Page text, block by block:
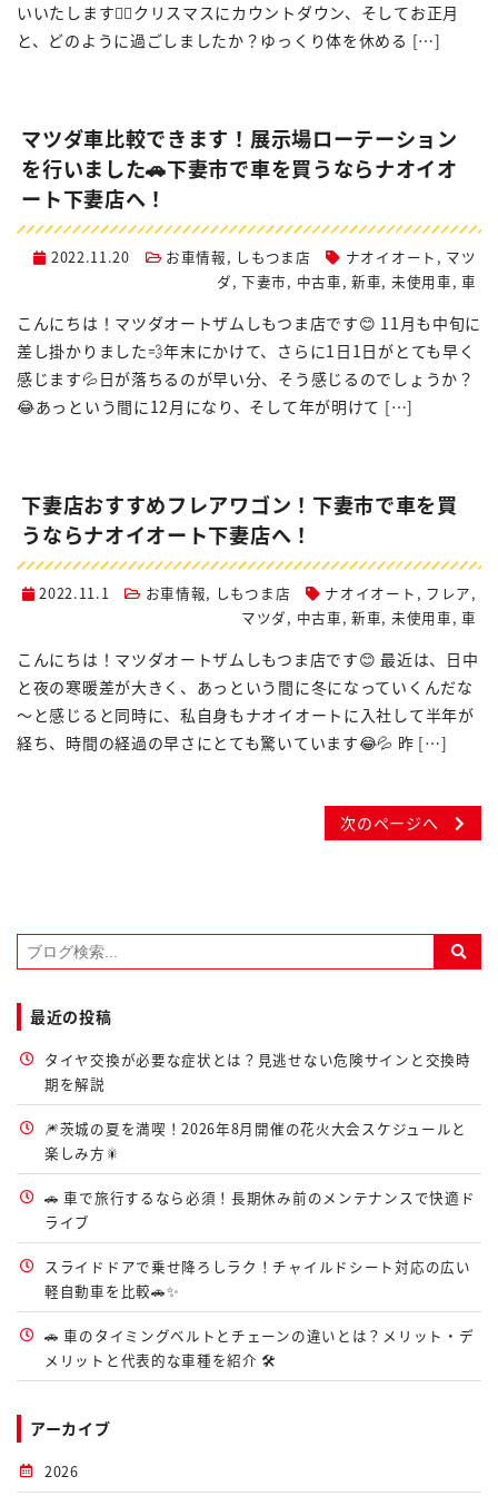
いいたします🙇‍♀️クリスマスにカウントダウン、そしてお正月
と、どのように過ごしましたか？ゆっくり体を休める […]
マツダ車比較できます！展示場ローテーション
を行いました🚗下妻市で車を買うならナオイオ
ート下妻店へ！
2022.11.20 お車情報, しもつま店 ナオイオート , マツ
ダ,下妻市, 中古車,新車, 未使用車,車
こんにちは！マツダオートザムしもつま店です😊 11月も中旬に
差し掛かりました💨年末にかけて、さらに1日1日がとても早く
感じます💦日が落ちるのが早い分、そう感じるのでしょうか？
😂あっという間に12月になり、そして年が明けて […]
下妻店おすすめフレアワゴン！下妻市で車を買
うならナオイオート下妻店へ！
2022.11.1 お車情報, しもつま店 ナオイオート , フレア,
マツダ, 中古車,新車, 未使用車,車
こんにちは！マツダオートザムしもつま店です😊 最近は、日中
と夜の寒暖差が大きく、あっという間に冬になっていくんだな
～と感じると同時に、私自身もナオイオートに入社して半年が
経ち、時間の経過の早さにとても驚いています😂💦 昨 […]
次のページへ
最近の投稿
タイヤ交換が必要な症状とは？見逃せない危険サインと交換時
期を解説
🎆茨城の夏を満喫！2026年8月開催の花火大会スケジュールと
楽しみ方🎇
🚗 車で旅行するなら必須！長期休み前のメンテナンスで快適ド
ライブ
スライドドアで乗せ降ろしラク！チャイルドシート対応の広い
軽自動車を比較🚗✨
🚗 車のタイミングベルトとチェーンの違いとは？メリット・デ
メリットと代表的な車種を紹介 🛠️
アーカイブ
2026